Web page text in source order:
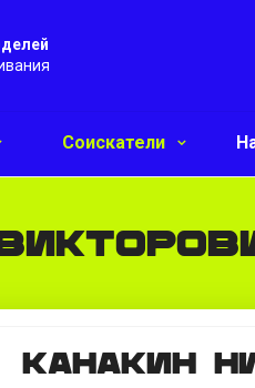
Соискатели
Канакин